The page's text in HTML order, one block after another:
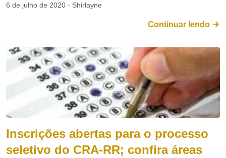
6 de julho de 2020 - Shirlayne
Continuar lendo
Inscrições abertas para o processo
seletivo do CRA-RR; confira áreas